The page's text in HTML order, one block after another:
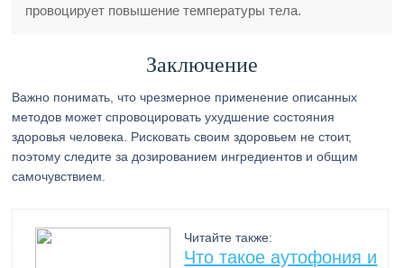
провоцирует повышение температуры тела.
Заключение
Важно понимать, что чрезмерное применение описанных
методов может спровоцировать ухудшение состояния
здоровья человека. Рисковать своим здоровьем не стоит,
поэтому следите за дозированием ингредиентов и общим
самочувствием.
Читайте также:
Что такое аутофония и